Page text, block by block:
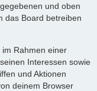
und oben
das Board betreiben
Rahmen einer
Interessen sowie
und Aktionen
deinem Browser